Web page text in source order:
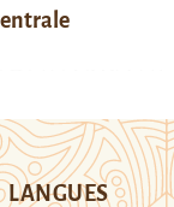
LANGUES